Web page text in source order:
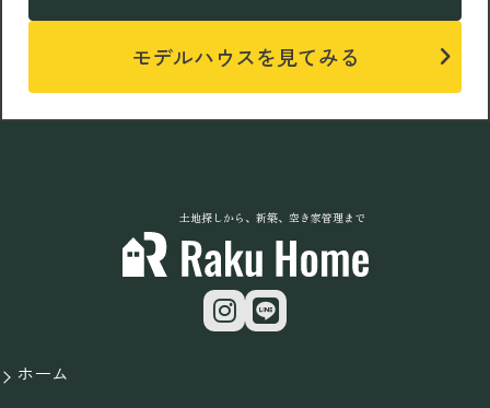
モデルハウスを見てみる
土地探しから、新築、空き家管理まで
ホーム